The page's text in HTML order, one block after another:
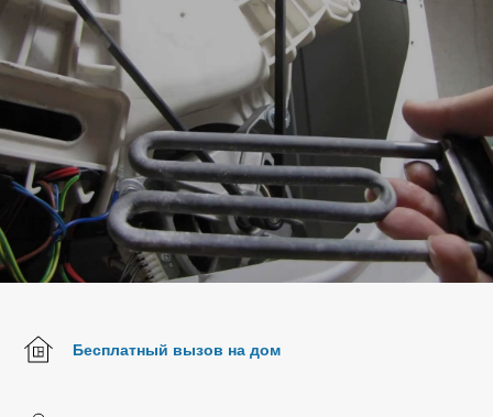
Бесплатный вызов на дом